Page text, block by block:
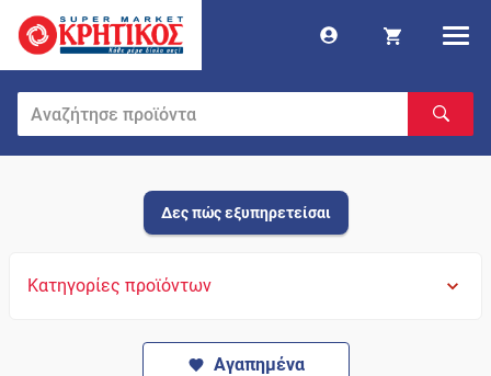
Δες πώς εξυπηρετείσαι
Κατηγορίες προϊόντων
Αγαπημένα